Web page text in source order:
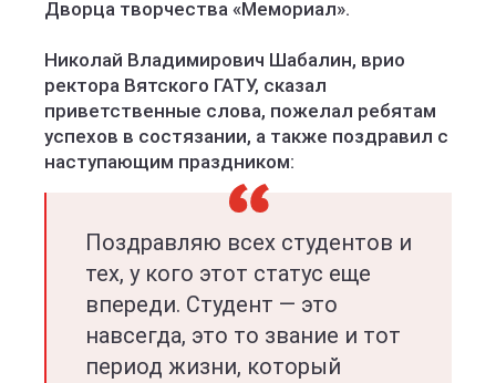
Дворца творчества «Мемориал».
Николай Владимирович Шабалин, врио
ректора Вятского ГАТУ, сказал
приветственные слова, пожелал ребятам
успехов в состязании, а также поздравил с
наступающим праздником:
Поздравляю всех студентов и
тех, у кого этот статус еще
впереди. Студент — это
навсегда, это то звание и тот
период жизни, который